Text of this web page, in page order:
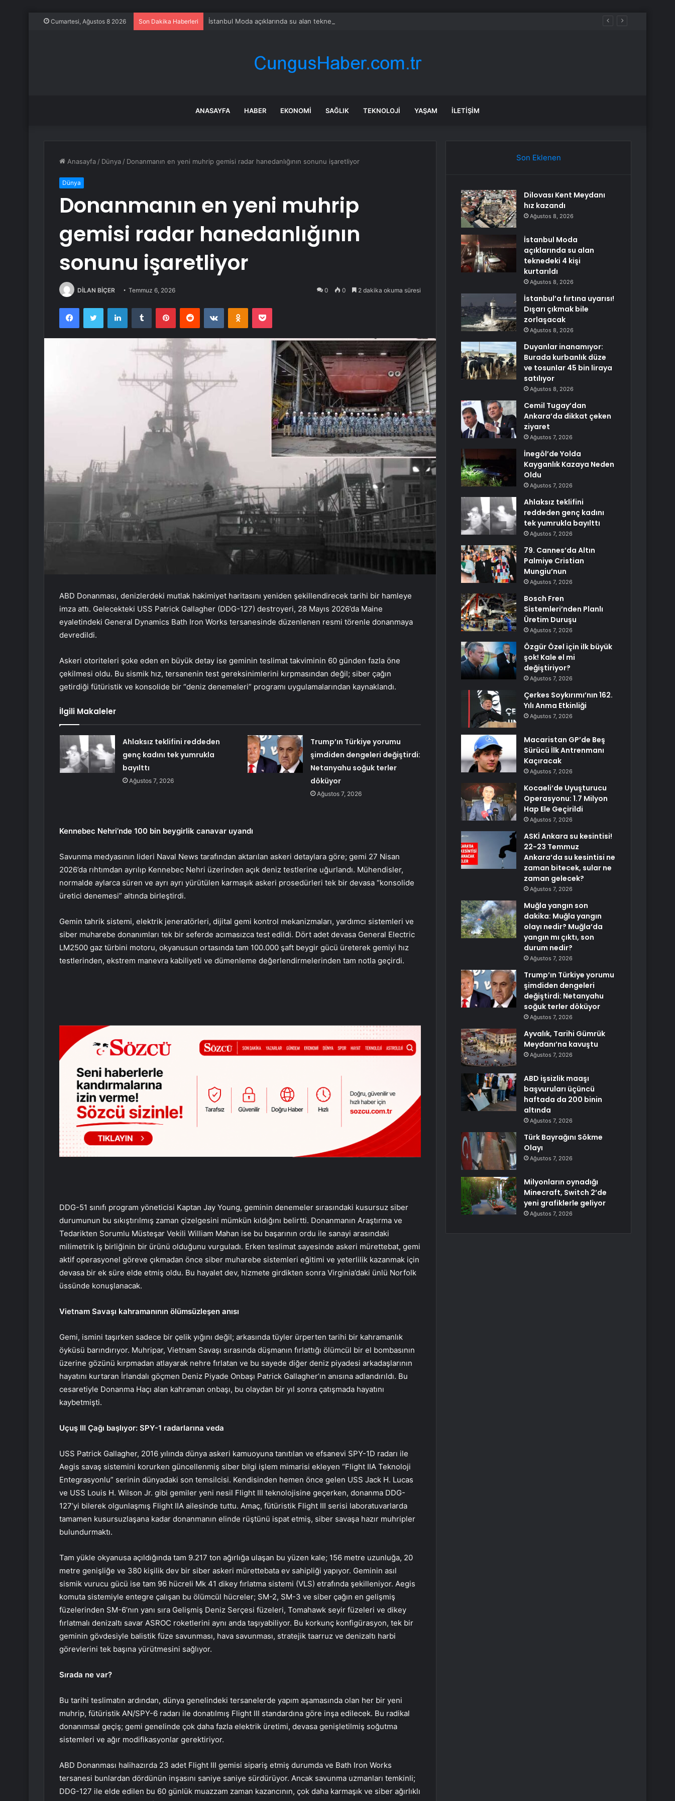
Cumartesi, Ağustos 8 2026 Son Dakika Haberleri İstanbul Moda açıklarında su alan teknedeki 4 kişi kurtarıldı
ANASAYFA HABER EKONOMI SAĞLIK TEKNOLOJI YAŞAM İLETIŞIM
Anasayfa / Dünya / Donanmanın en yeni muhrip gemisi radar hanedanlığının sonunu işaretliyor
Dünya
Donanmanın en yeni muhrip
gemisi radar hanedanlığının
sonunu işaretliyor
DİLAN BİÇER Temmuz 6, 2026 0 0 2 dakika okuma süresi
FacebookTwitter LinkedInTumblr PinterestReddit VKontakteOdnoklassniki
Pocket
ABD Donanması, denizlerdeki mutlak hakimiyet haritasını yeniden şekillendirecek tarihi bir hamleye
imza attı. Gelecekteki USS Patrick Gallagher (DDG-127) destroyeri, 28 Mayıs 2026’da Maine
eyaletindeki General Dynamics Bath Iron Works tersanesinde düzenlenen resmi törenle donanmaya
devredildi.
Askeri otoriteleri şoke eden en büyük detay ise geminin teslimat takviminin 60 günden fazla öne
çekilmesi oldu. Bu sismik hız, tersanenin test gereksinimlerini kırpmasından değil; siber çağın
getirdiği fütüristik ve konsolide bir “deniz denemeleri” programı uygulamalarından kaynaklandı.
İlgili Makaleler
Ahlaksız teklifini reddeden
genç kadını tek yumrukla
bayılttı
Ağustos 7, 2026
Trump’ın Türkiye yorumu
şimdiden dengeleri değiştirdi:
Netanyahu soğuk terler
döküyor
Ağustos 7, 2026
Kennebec Nehri’nde 100 bin beygirlik canavar uyandı
Savunma medyasının lideri Naval News tarafından aktarılan askeri detaylara göre; gemi 27 Nisan
2026’da rıhtımdan ayrılıp Kennebec Nehri üzerinden açık deniz testlerine uğurlandı. Mühendisler,
normalde aylarca süren ve ayrı ayrı yürütülen karmaşık askeri prosedürleri tek bir devasa “konsolide
üretici denemesi” altında birleştirdi.
Gemin tahrik sistemi, elektrik jeneratörleri, dijital gemi kontrol mekanizmaları, yardımcı sistemleri ve
siber muharebe donanımları tek bir seferde acımasızca test edildi. Dört adet devasa General Electric
LM2500 gaz türbini motoru, okyanusun ortasında tam 100.000 şaft beygir gücü üreterek gemiyi hız
testlerinden, ekstrem manevra kabiliyeti ve dümenleme değerlendirmelerinden tam notla geçirdi.
DDG-51 sınıfı program yöneticisi Kaptan Jay Young, geminin denemeler sırasındaki kusursuz siber
durumunun bu sıkıştırılmış zaman çizelgesini mümkün kıldığını belirtti. Donanmanın Araştırma ve
Tedarikten Sorumlu Müsteşar Vekili William Mahan ise bu başarının ordu ile sanayi arasındaki
milimetrik iş birliğinin bir ürünü olduğunu vurguladı. Erken teslimat sayesinde askeri mürettebat, gemi
aktif operasyonel göreve çıkmadan önce siber muharebe sistemleri eğitimi ve yeterlilik kazanmak için
devasa bir ek süre elde etmiş oldu. Bu hayalet dev, hizmete girdikten sonra Virginia’daki ünlü Norfolk
üssünde konuşlanacak.
Vietnam Savaşı kahramanının ölümsüzleşen anısı
Gemi, ismini taşırken sadece bir çelik yığını değil; arkasında tüyler ürperten tarihi bir kahramanlık
öyküsü barındırıyor. Muhripar, Vietnam Savaşı sırasında düşmanın fırlattığı ölümcül bir el bombasının
üzerine gözünü kırpmadan atlayarak nehre fırlatan ve bu sayede diğer deniz piyadesi arkadaşlarının
hayatını kurtaran İrlandalı göçmen Deniz Piyade Onbaşı Patrick Gallagher’ın anısına adlandırıldı. Bu
cesaretiyle Donanma Haçı alan kahraman onbaşı, bu olaydan bir yıl sonra çatışmada hayatını
kaybetmişti.
Uçuş III Çağı başlıyor: SPY-1 radarlarına veda
USS Patrick Gallagher, 2016 yılında dünya askeri kamuoyuna tanıtılan ve efsanevi SPY-1D radarı ile
Aegis savaş sistemini korurken güncellenmiş siber bilgi işlem mimarisi ekleyen “Flight IIA Teknoloji
Entegrasyonlu” serinin dünyadaki son temsilcisi. Kendisinden hemen önce gelen USS Jack H. Lucas
ve USS Louis H. Wilson Jr. gibi gemiler yeni nesil Flight III teknolojisine geçerken, donanma DDG-
127’yi bilerek olgunlaşmış Flight IIA ailesinde tuttu. Amaç, fütüristik Flight III serisi laboratuvarlarda
tamamen kusursuzlaşana kadar donanmanın elinde rüştünü ispat etmiş, siber savaşa hazır muhripler
bulundurmaktı.
Tam yükle okyanusa açıldığında tam 9.217 ton ağırlığa ulaşan bu yüzen kale; 156 metre uzunluğa, 20
metre genişliğe ve 380 kişilik dev bir siber askeri mürettebata ev sahipliği yapıyor. Geminin asıl
sismik vurucu gücü ise tam 96 hücreli Mk 41 dikey fırlatma sistemi (VLS) etrafında şekilleniyor. Aegis
komuta sistemiyle entegre çalışan bu ölümcül hücreler; SM-2, SM-3 ve siber çağın en gelişmiş
füzelerinden SM-6’nın yanı sıra Gelişmiş Deniz Serçesi füzeleri, Tomahawk seyir füzeleri ve dikey
fırlatmalı denizaltı savar ASROC roketlerini aynı anda taşıyabiliyor. Bu korkunç konfigürasyon, tek bir
geminin gövdesiyle balistik füze savunması, hava savunması, stratejik taarruz ve denizaltı harbi
görevlerini tek başına yürütmesini sağlıyor.
Sırada ne var?
Bu tarihi teslimatın ardından, dünya genelindeki tersanelerde yapım aşamasında olan her bir yeni
muhrip, fütüristik AN/SPY-6 radarı ile donatılmış Flight III standardına göre inşa edilecek. Bu radikal
donanımsal geçiş; gemi genelinde çok daha fazla elektrik üretimi, devasa genişletilmiş soğutma
sistemleri ve ağır modifikasyonlar gerektiriyor.
ABD Donanması halihazırda 23 adet Flight III gemisi sipariş etmiş durumda ve Bath Iron Works
tersanesi bunlardan dördünün inşasını saniye saniye sürdürüyor. Ancak savunma uzmanları temkinli;
DDG-127 ile elde edilen bu 60 günlük muazzam zaman kazancının, çok daha karmaşık ve siber ağırlıklı
Son Eklenen
Dilovası Kent Meydanı
hız kazandı
Ağustos 8, 2026
İstanbul Moda
açıklarında su alan
teknedeki 4 kişi
kurtarıldı
Ağustos 8, 2026
İstanbul’a fırtına uyarısı!
Dışarı çıkmak bile
zorlaşacak
Ağustos 8, 2026
Duyanlar inanamıyor:
Burada kurbanlık düze
ve tosunlar 45 bin liraya
satılıyor
Ağustos 8, 2026
Cemil Tugay’dan
Ankara’da dikkat çeken
ziyaret
Ağustos 7, 2026
İnegöl’de Yolda
Kayganlık Kazaya Neden
Oldu
Ağustos 7, 2026
Ahlaksız teklifini
reddeden genç kadını
tek yumrukla bayılttı
Ağustos 7, 2026
79. Cannes’da Altın
Palmiye Cristian
Mungiu’nun
Ağustos 7, 2026
Bosch Fren
Sistemleri’nden Planlı
Üretim Duruşu
Ağustos 7, 2026
Özgür Özel için ilk büyük
şok! Kale el mi
değiştiriyor?
Ağustos 7, 2026
Çerkes Soykırımı’nın 162.
Yılı Anma Etkinliği
Ağustos 7, 2026
Macaristan GP’de Beş
Sürücü İlk Antrenmanı
Kaçıracak
Ağustos 7, 2026
Kocaeli’de Uyuşturucu
Operasyonu: 1.7 Milyon
Hap Ele Geçirildi
Ağustos 7, 2026
ASKİ Ankara su kesintisi!
22-23 Temmuz
Ankara’da su kesintisi ne
zaman bitecek, sular ne
zaman gelecek?
Ağustos 7, 2026
Muğla yangın son
dakika: Muğla yangın
olayı nedir? Muğla’da
yangın mı çıktı, son
durum nedir?
Ağustos 7, 2026
Trump’ın Türkiye yorumu
şimdiden dengeleri
değiştirdi: Netanyahu
soğuk terler döküyor
Ağustos 7, 2026
Ayvalık, Tarihi Gümrük
Meydanı’na kavuştu
Ağustos 7, 2026
ABD işsizlik maaşı
başvuruları üçüncü
haftada da 200 binin
altında
Ağustos 7, 2026
Türk Bayrağını Sökme
Olayı
Ağustos 7, 2026
Milyonların oynadığı
Minecraft, Switch 2’de
yeni grafiklerle geliyor
Ağustos 7, 2026